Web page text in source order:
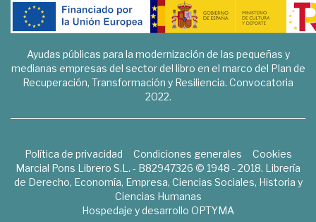
Ayudas públicas para la modernización de las pequeñas y
medianas empresas del sector del libro en el marco del Plan de
Recuperación, Transformación y Resiliencia. Convocatoria
2022.
Política de privacidad Condiciones generales
Cookies
Marcial Pons Librero S.L. - B82947326 © 1948 - 2018. Librería
de Derecho, Economía, Empresa, Ciencias Sociales, Historia y
Ciencias Humanas
Hospedaje y desarrollo OPTYMA